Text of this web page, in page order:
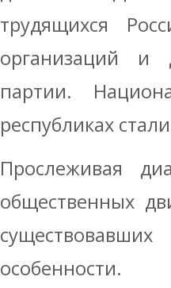
трудящихся
организаций и
партии.
республиках
Прослеживая
общественных